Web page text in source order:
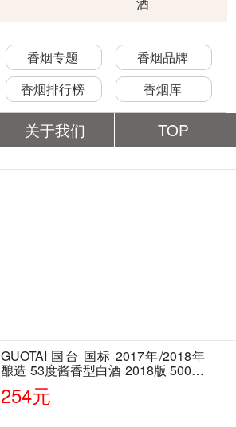
香烟专题
香烟品牌
香烟排行榜 香烟库
关于我们 TOP
GUOTAI 国台 国标 2017年/2018年
酿造 53度酱香型白酒 2018版 500ml
单瓶装
254元